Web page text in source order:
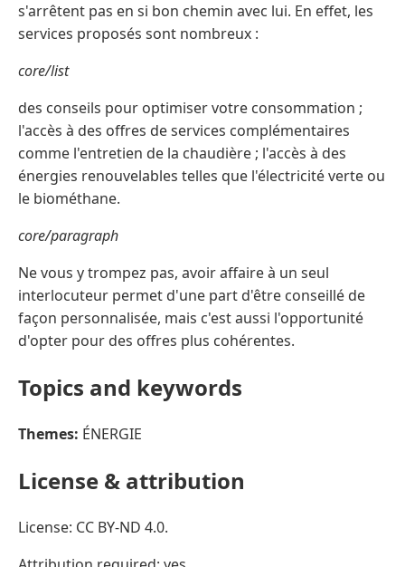
s'arrêtent pas en si bon chemin avec lui. En effet, les
services proposés sont nombreux :
core/list
des conseils pour optimiser votre consommation ;
l'accès à des offres de services complémentaires
comme l'entretien de la chaudière ; l'accès à des
énergies renouvelables telles que l'électricité verte ou
le biométhane.
core/paragraph
Ne vous y trompez pas, avoir affaire à un seul
interlocuteur permet d'une part d'être conseillé de
façon personnalisée, mais c'est aussi l'opportunité
d'opter pour des offres plus cohérentes.
Topics and keywords
Themes: ÉNERGIE
License & attribution
License: CC BY-ND 4.0.